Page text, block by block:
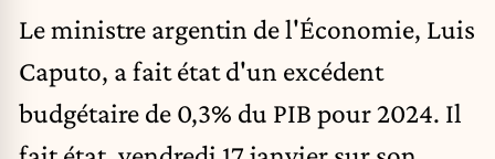
Le ministre argentin de l'Économie, Luis
Caputo, a fait état d'un excédent
budgétaire de 0,3% du PIB pour 2024. Il